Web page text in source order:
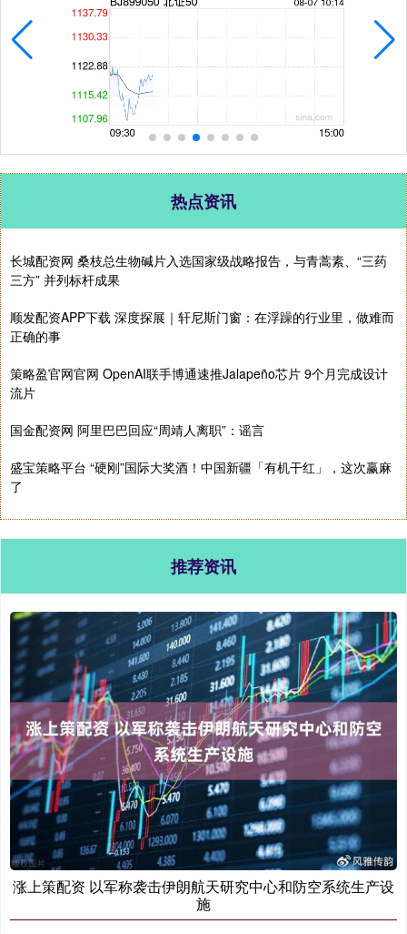
热点资讯
长城配资网 桑枝总生物碱片入选国家级战略报告，与青蒿素、“三药
三方” 并列标杆成果
顺发配资APP下载 深度探展｜轩尼斯门窗：在浮躁的行业里，做难而
正确的事
策略盈官网官网 OpenAI联手博通速推Jalapeño芯片 9个月完成设计
流片
国金配资网 阿里巴巴回应“周靖人离职”：谣言
盛宝策略平台 “硬刚”国际大奖酒！中国新疆「有机干红」，这次赢麻
了
推荐资讯
涨上策配资 以军称袭击伊朗航天研究中心和防空系统生产设
施